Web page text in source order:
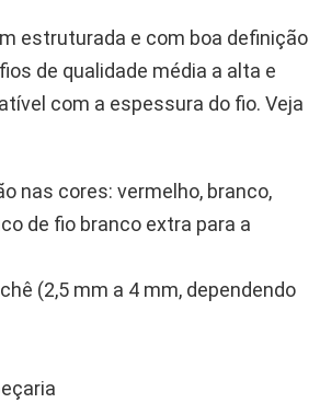
estruturada e com boa definição
de qualidade média a alta e
com a espessura do fio. Veja
nas cores: vermelho, branco,
de fio branco extra para a
(2,5 mm a 4 mm, dependendo